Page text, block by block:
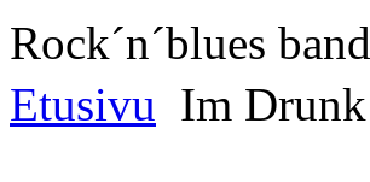
Rock´n´blues band
Etusivu Im Drunk